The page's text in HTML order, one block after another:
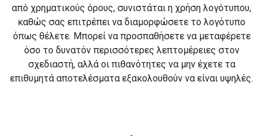
από χρηματικούς όρους, συνιστάται η χρήση λογότυπου,
καθώς σας επιτρέπει να διαμορφώσετε το λογότυπο
όπως θέλετε. Μπορεί να προσπαθήσετε να μεταφέρετε
όσο το δυνατόν περισσότερες λεπτομέρειες στον
σχεδιαστή, αλλά οι πιθανότητες να μην έχετε τα
επιθυμητά αποτελέσματα εξακολουθούν να είναι υψηλές.